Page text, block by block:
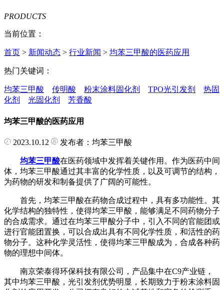
PRODUCTS
当前位置：
首页 > 新闻动态 > 行业新闻 > 均苯三甲酸的医药应用
热门关键词：
均苯三甲酸 传明酸 粉末涂料固化剂 TPO光引发剂
热固
化剂
光固化剂 芳香酸
均苯三甲酸的医药应用
2023.10.12 发布者：均苯三甲酸
均苯三甲酸在医药领域中发挥着关键作用。作为医药中间
体，均苯三甲酸通过其丰富的化学性质，以及可调节的结构，
为药物的研发和制备提供了广阔的可能性。
首先，均苯三甲酸在药物合成过程中，具有多功能性。其
化学结构的独特性，使得均苯三甲酸，能够满足不同药物分子
的合成需求。通过在均苯三甲酸分子中，引入不同的官能团或
进行官能团置换，可以合成出具有不同化学性质，和活性的药
物分子。这种化学灵活性，使得均苯三甲酸成为，合成各种药
物的理想中间体。
南京荣泰得环保科技有限公司，产品集中在C9产业链，
其中均苯三甲酸，光引发剂优势明显，长期致力于粉末涂料固